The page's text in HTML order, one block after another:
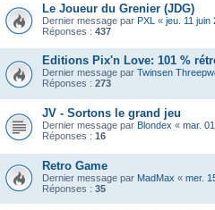
Le Joueur du Grenier (JDG)
Dernier message par PXL « jeu. 11 juin
Réponses : 437
Editions Pix'n Love: 101 %
Dernier message par Twinsen
Réponses : 273
JV - Sortons le grand jeu
Dernier message par Blondex « mar.
Réponses : 16
Retro Game
Dernier message par MadMax « mer.
Réponses : 35